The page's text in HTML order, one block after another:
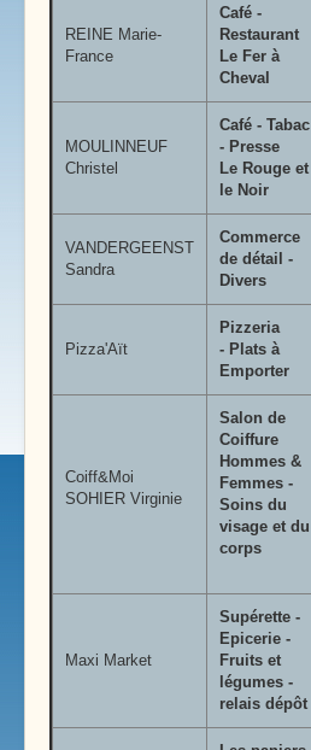
REINE Marie-
France
Café -
Restaurant
Le Fer à
Cheval
MOULINNEUF
Christel
Café - Tabac
- Presse
Le Rouge et
le Noir
VANDERGEENST
Sandra
Commerce
de détail -
Divers
Pizza'Aït
Pizzeria
- Plats à
Emporter
Coiff&Moi
SOHIER Virginie
Salon de
Coiffure
Hommes &
Femmes -
Soins du
visage et du
corps
Maxi Market
Supérette -
Epicerie -
Fruits et
légumes -
relais dépôt